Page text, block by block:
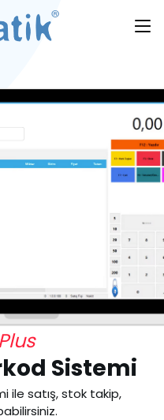
Plus
Sistemi
ile satış, stok takip,